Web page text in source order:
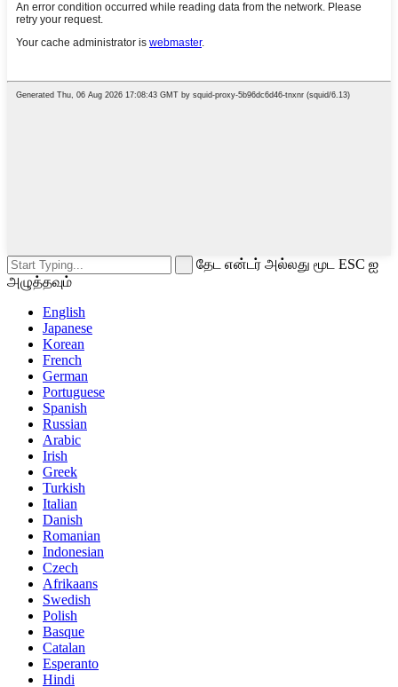
தேட என்டர் அல்லது மூட ESC ஐ
அழுத்தவும்
English
Japanese
Korean
French
German
Portuguese
Spanish
Russian
Arabic
Irish
Greek
Turkish
Italian
Danish
Romanian
Indonesian
Czech
Afrikaans
Swedish
Polish
Basque
Catalan
Esperanto
Hindi